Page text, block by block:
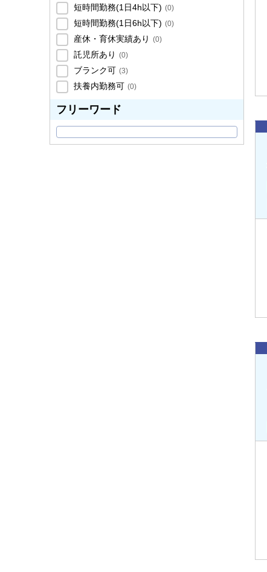
短時間勤務(1日4h以下) (0)
短時間勤務(1日6h以下) (0)
産休・育休実績あり (0)
託児所あり (0)
ブランク可 (3)
扶養内勤務可 (0)
フリーワード